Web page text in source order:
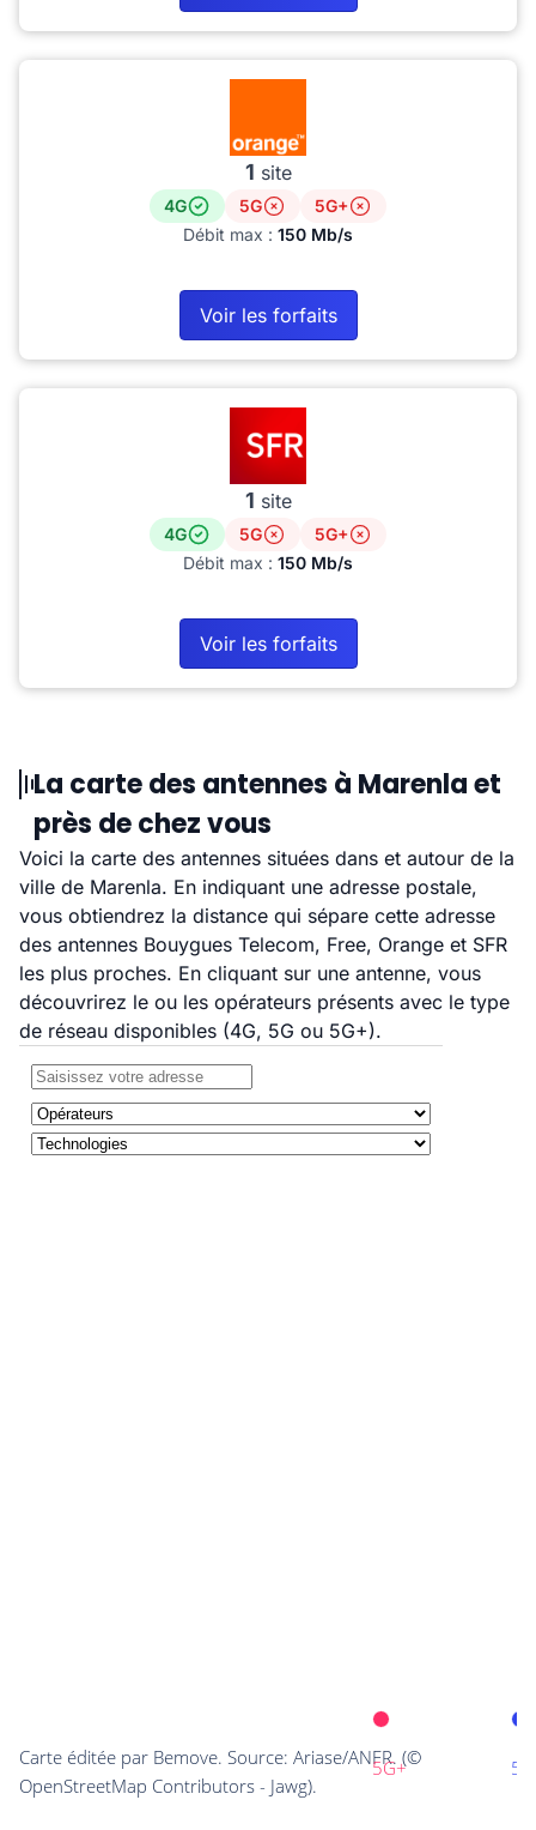
1 site
4G 5G
5G+
Débit max : 150 Mb/s
Voir les forfaits
1 site
4G 5G
5G+
Débit max : 150 Mb/s
Voir les forfaits
La carte des antennes à Marenla et
près de chez vous
Voici la carte des antennes situées dans et autour de la
ville de Marenla. En indiquant une adresse postale,
vous obtiendrez la distance qui sépare cette adresse
des antennes Bouygues Telecom, Free, Orange et SFR
les plus proches. En cliquant sur une antenne, vous
découvrirez le ou les opérateurs présents avec le type
de réseau disponibles (4G, 5G ou 5G+).